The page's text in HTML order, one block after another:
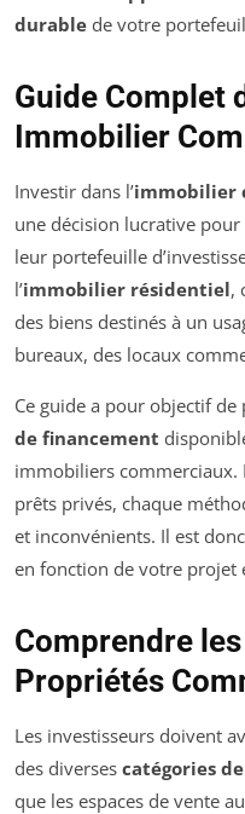
durable de votre
Guide Complet
Immobilier
Investir dans l’immobilier
une décision lucrative
leur portefeuille
l’immobilier résidentiel,
des biens destinés à un
bureaux, des locaux
Ce guide a pour objectif
de financement
immobiliers commerciaux.
prêts privés, chaque
et inconvénients. Il est
en fonction de votre projet
Comprendre
Propriétés
Les investisseurs doivent
des diverses catégories
que les espaces de vente